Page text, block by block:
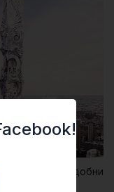
използват подобни
по